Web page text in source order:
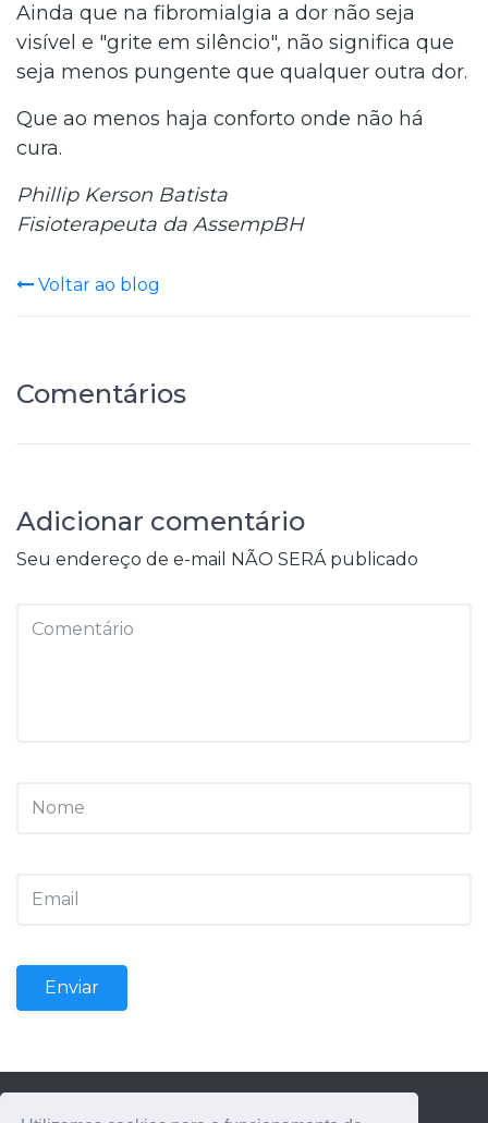
Ainda que na fibromialgia a dor não seja
visível e "grite em silêncio", não significa que
seja menos pungente que qualquer outra dor.
Que ao menos haja conforto onde não há
cura.
Phillip Kerson Batista
Fisioterapeuta da AssempBH
Voltar ao blog
Comentários
Adicionar comentário
Seu endereço de e-mail NÃO SERÁ publicado
Enviar